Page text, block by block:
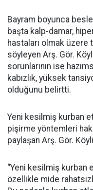
Bayram boyunca
başta kalp-damar,
hastaları olmak
söyleyen Arş. Gör.
sorunlarının ise
kabızlık, yüksek
olduğunu belirtti.
Yeni kesilmiş kurban
pişirme yöntemleri
paylaşan Arş. Gör.
“Yeni kesilmiş kurban
özellikle mide